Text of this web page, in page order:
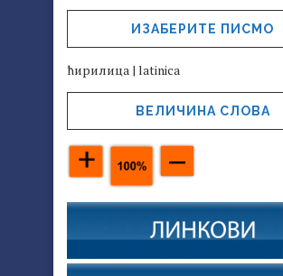
ИЗАБЕРИТЕ ПИСМО
ћирилица | latinica
ВЕЛИЧИНА СЛОВА